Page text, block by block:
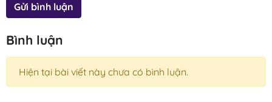
Gửi bình luận
Bình luận
Hiện tại bài viết này chưa có bình luận.